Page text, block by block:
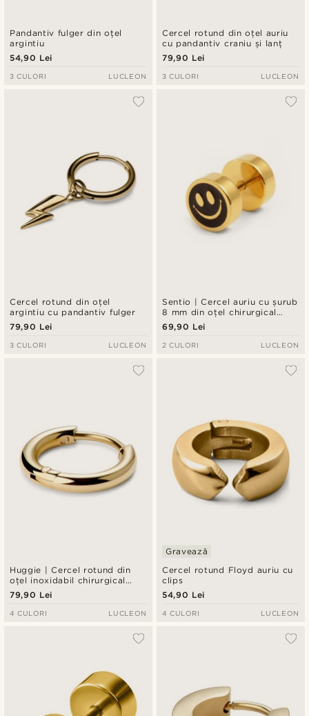
Pandantiv fulger din oțel
argintiu
54,90 Lei
3 CULORI LUCLEON
Cercel rotund din oțel auriu
cu pandantiv craniu și lanț
79,90 Lei
3 CULORI LUCLEON
Cercel rotund din oțel
argintiu cu pandantiv fulger
79,90 Lei
3 CULORI LUCLEON
Sentio | Cercel auriu cu șurub
8 mm din oțel chirurgical
Smiley
69,90 Lei
2 CULORI LUCLEON
Huggie | Cercel rotund din
oțel inoxidabil chirurgical
auriu de 6 mm
79,90 Lei
4 CULORI LUCLEON
Cercel rotund Floyd auriu cu
clips
Gravează
54,90 Lei
4 CULORI LUCLEON